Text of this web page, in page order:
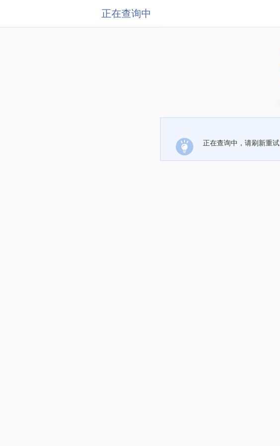
正在查询中
正在查询中，请刷新重试